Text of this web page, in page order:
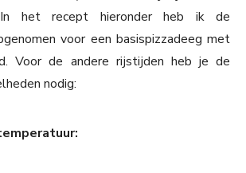
het recept hieronder heb ik de
voor een basispizzadeeg met
Voor de andere rijstijden heb je de
nodig: